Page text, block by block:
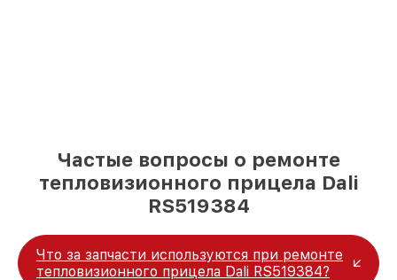
Частые вопросы о ремонте
тепловизионного прицела Dali
RS519384
Что за запчасти используются при ремонте
тепловизионного прицела Dali RS519384?